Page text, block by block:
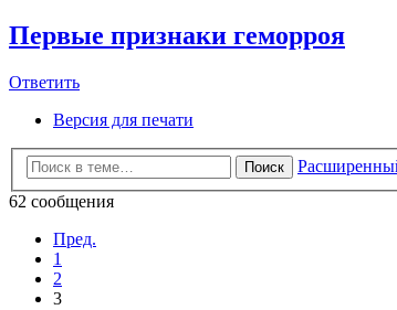
Первые признаки геморроя
Ответить
Версия для печати
Поиск
62 сообщения
Пред.
1
2
3